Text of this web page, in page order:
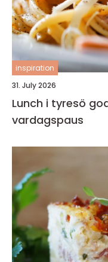
inspiration
31. July 2026
Lunch i tyresö god mat, enkla val och skön
vardagspaus